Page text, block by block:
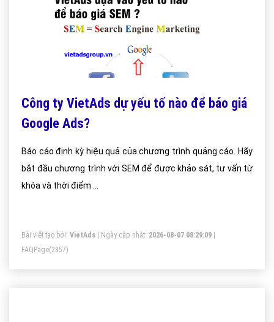
Công ty VietAds dự yếu tố nào để báo giá
Google Ads?
Báo cáo định kỳ hiệu quả của chương trình quảng cáo. Hãy
bắt đầu chương trình với SEM để được khảo sát, tư vấn từ
khóa và thời điểm ...
Bài viết tạo bởi: VietAds | Ngày cập nhật: 2026-08-07 08:29:09
FAQPage(2857)